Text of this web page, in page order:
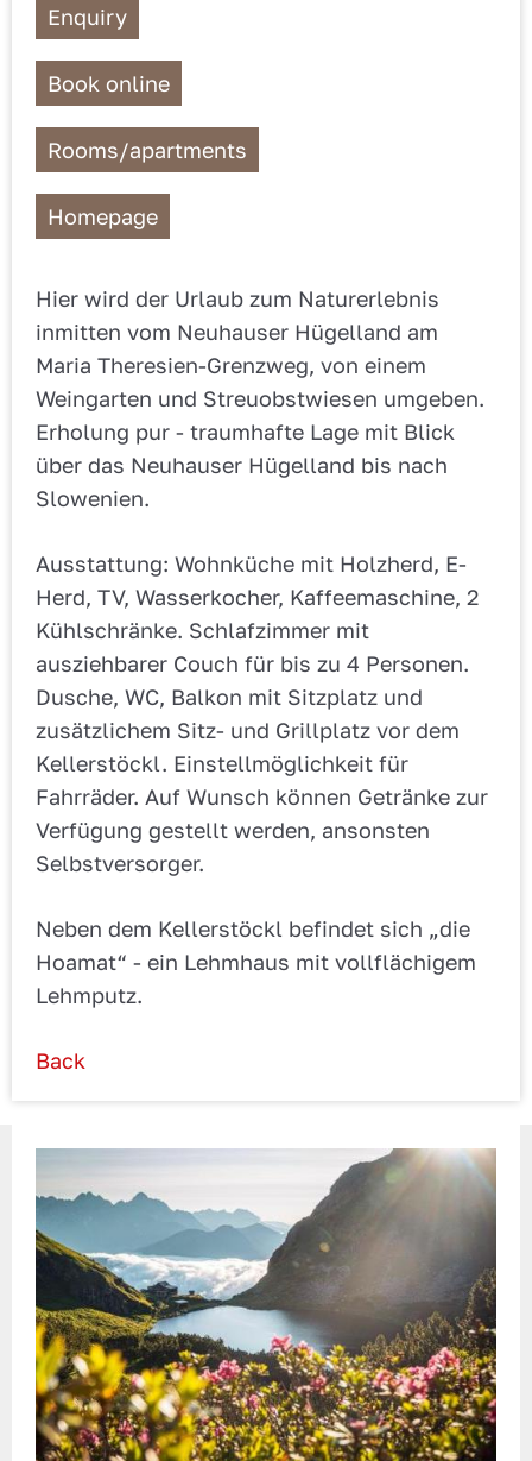
Enquiry
Book online
Rooms/apartments
Homepage
Hier wird der Urlaub zum Naturerlebnis
inmitten vom Neuhauser Hügelland am
Maria Theresien-Grenzweg, von einem
Weingarten und Streuobstwiesen umgeben.
Erholung pur - traumhafte Lage mit Blick
über das Neuhauser Hügelland bis nach
Slowenien.
Ausstattung: Wohnküche mit Holzherd, E-
Herd, TV, Wasserkocher, Kaffeemaschine, 2
Kühlschränke. Schlafzimmer mit
ausziehbarer Couch für bis zu 4 Personen.
Dusche, WC, Balkon mit Sitzplatz und
zusätzlichem Sitz- und Grillplatz vor dem
Kellerstöckl. Einstellmöglichkeit für
Fahrräder. Auf Wunsch können Getränke zur
Verfügung gestellt werden, ansonsten
Selbstversorger.
Neben dem Kellerstöckl befindet sich „die
Hoamat“ - ein Lehmhaus mit vollflächigem
Lehmputz.
Back